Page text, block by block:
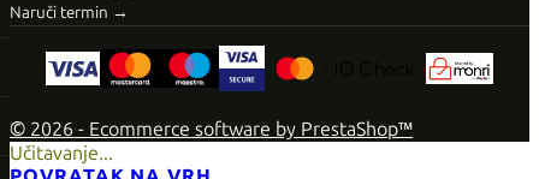
Naruči termin →
© 2026 - Ecommerce software by PrestaShop™
Učitavanje...